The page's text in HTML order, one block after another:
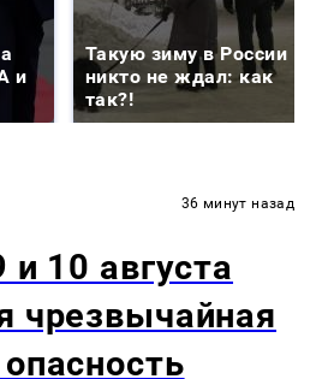
и
Такую зиму в России
никто не ждал: как
так?!
36 минут назад
10 августа
чрезвычайная